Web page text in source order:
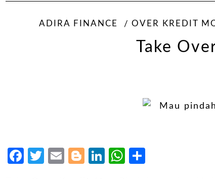
ADIRA FINANCE OVER KREDIT
Take
Facebook
Twitter
EmailBlogger
LinkedIn
WhatsApp